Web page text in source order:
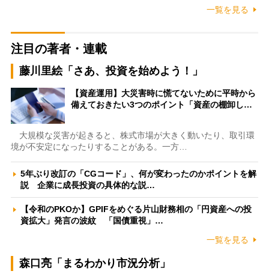
一覧を見る
注目の著者・連載
藤川里絵「さあ、投資を始めよう！」
【資産運用】大災害時に慌てないために平時から
備えておきたい3つのポイント「資産の棚卸し…
大規模な災害が起きると、株式市場が大きく動いたり、取引環
境が不安定になったりすることがある。一方…
5年ぶり改訂の「CGコード」、何が変わったのかポイントを解
説 企業に成長投資の具体的な説…
【令和のPKOか】GPIFをめぐる片山財務相の「円資産への投
資拡大」発言の波紋 「国債重視」…
一覧を見る
森口亮「まるわかり市況分析」